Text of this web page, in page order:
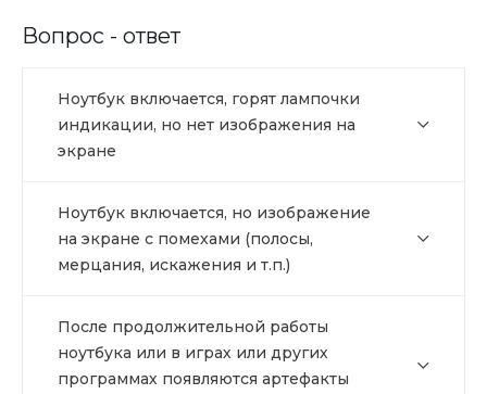
Вопрос - ответ
Ноутбук включается, горят лампочки
индикации, но нет изображения на
экране
Ноутбук включается, но изображение
на экране с помехами (полосы,
мерцания, искажения и т.п.)
После продолжительной работы
ноутбука или в играх или других
программах появляются артефакты